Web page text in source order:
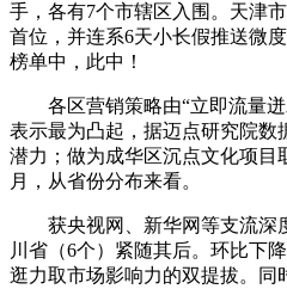
手，各有7个市辖区入围。天津
首位，并连系6天小长假推送微
榜单中，此中！
各区营销策略由“立即流量迸
表示最为凸起，据迈点研究院数
潜力；做为成华区沉点文化项目
月，从省份分布来看。
获央视网、新华网等支流深
川省（6个）紧随其后。环比下
逛力取市场影响力的双提拔。同